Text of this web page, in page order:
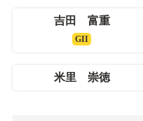
吉田 富重
GII
米里 崇徳